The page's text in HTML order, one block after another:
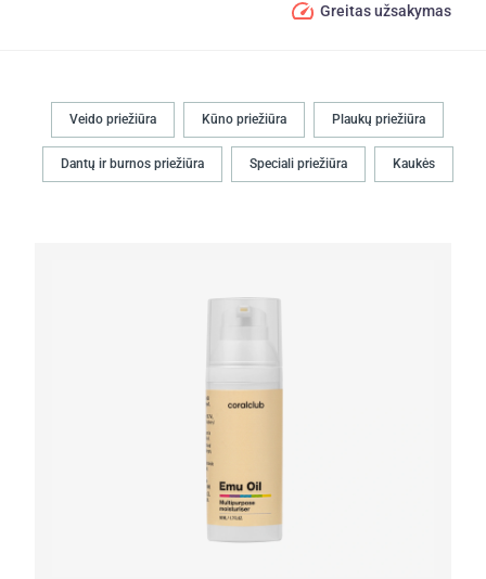
Greitas užsakymas
Veido priežiūra Kūno priežiūra Plaukų priežiūra
Dantų ir burnos priežiūra Speciali priežiūra Kaukės